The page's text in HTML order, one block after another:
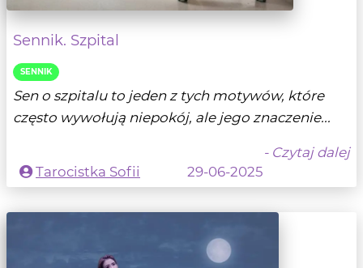
Sennik. Szpital
SENNIK
Sen o szpitalu to jeden z tych motywów, które
często wywołują niepokój, ale jego znaczenie...
- Czytaj dalej
Tarocistka Sofii
29-06-2025